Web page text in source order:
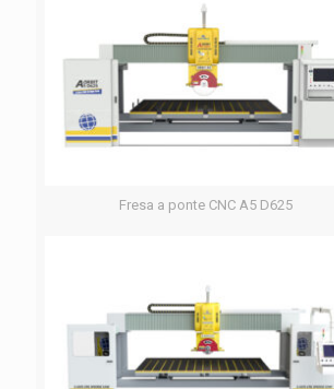
Fresa a ponte CNC A5 D625